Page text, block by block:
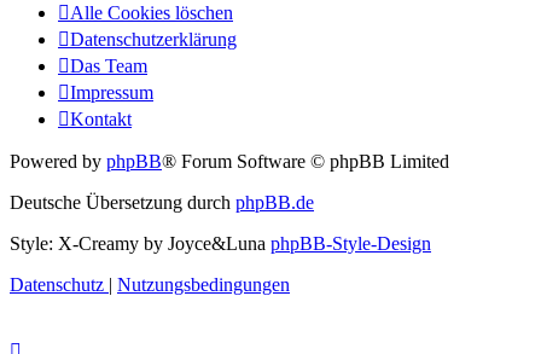
Alle Cookies löschen
Datenschutzerklärung
Das Team
Impressum
Kontakt
Powered by phpBB® Forum Software © phpBB Limited
Deutsche Übersetzung durch phpBB.de
Style: X-Creamy by Joyce&Luna phpBB-Style-Design
Datenschutz | Nutzungsbedingungen